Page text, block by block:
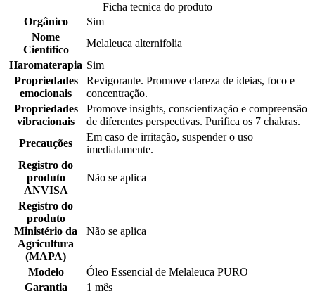
Ficha tecnica do produto
Orgânico
Sim
Nome
Científico
Melaleuca alternifolia
Haromaterapia Sim
Propriedades
emocionais
Revigorante. Promove clareza de ideias, foco e
concentração.
Propriedades
vibracionais
Promove insights, conscientização e compreensão
de diferentes perspectivas. Purifica os 7 chakras.
Precauções
Em caso de irritação, suspender o uso
imediatamente.
Registro do
produto
ANVISA
Não se aplica
Registro do
produto
Ministério da
Agricultura
(MAPA)
Não se aplica
Modelo
Óleo Essencial de Melaleuca PURO
Garantia
1 mês